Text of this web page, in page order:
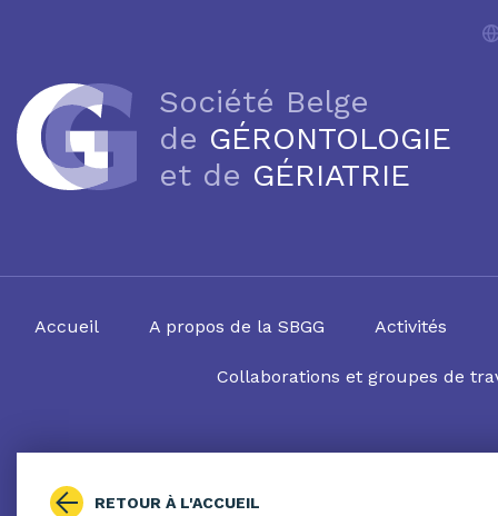
Société Belge
de GÉRONTOLOGIE
et de GÉRIATRIE
Accueil A propos de la SBGG Activités
Collaborations et groupes de
RETOUR À L'ACCUEIL